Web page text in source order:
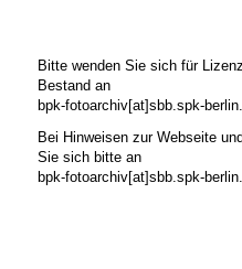
Bitte wenden Sie sich für
Bestand an
bpk-fotoarchiv[at]sbb.spk-
Bei Hinweisen zur Webseite
Sie sich bitte an
bpk-fotoarchiv[at]sbb.spk-